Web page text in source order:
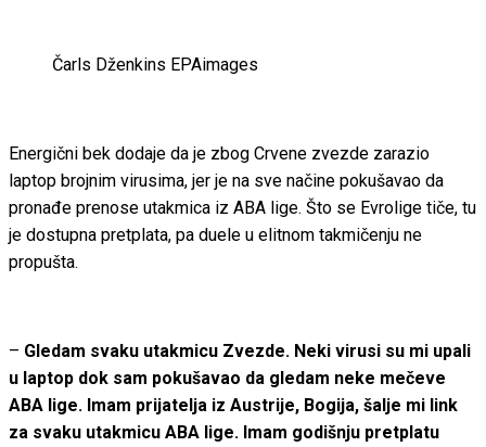
Čarls Dženkins EPAimages
Energični bek dodaje da je zbog Crvene zvezde zarazio
laptop brojnim virusima, jer je na sve načine pokušavao da
pronađe prenose utakmica iz ABA lige. Što se Evrolige tiče, tu
je dostupna pretplata, pa duele u elitnom takmičenju ne
propušta.
– Gledam svaku utakmicu Zvezde. Neki virusi su mi upali
u laptop dok sam pokušavao da gledam neke mečeve
ABA lige. Imam prijatelja iz Austrije, Bogija, šalje mi link
za svaku utakmicu ABA lige. Imam godišnju pretplatu